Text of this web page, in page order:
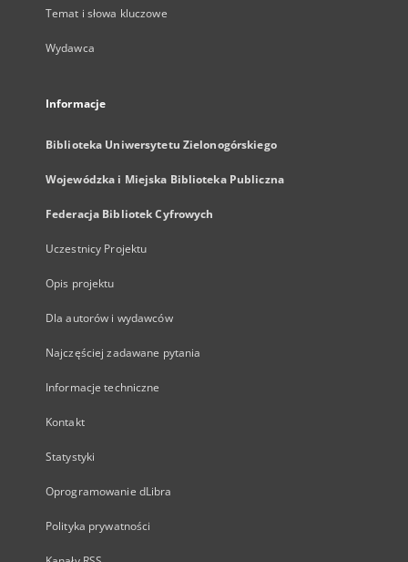
Temat i słowa kluczowe
Wydawca
Informacje
Biblioteka Uniwersytetu Zielonogórskiego
Wojewódzka i Miejska Biblioteka Publiczna
Federacja Bibliotek Cyfrowych
Uczestnicy Projektu
Opis projektu
Dla autorów i wydawców
Najczęściej zadawane pytania
Informacje techniczne
Kontakt
Statystyki
Oprogramowanie dLibra
Polityka prywatności